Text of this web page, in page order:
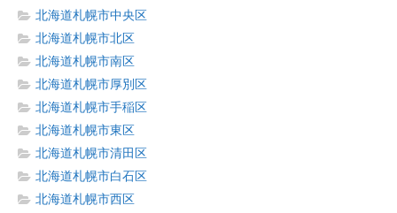
北海道札幌市中央区
北海道札幌市北区
北海道札幌市南区
北海道札幌市厚別区
北海道札幌市手稲区
北海道札幌市東区
北海道札幌市清田区
北海道札幌市白石区
北海道札幌市西区